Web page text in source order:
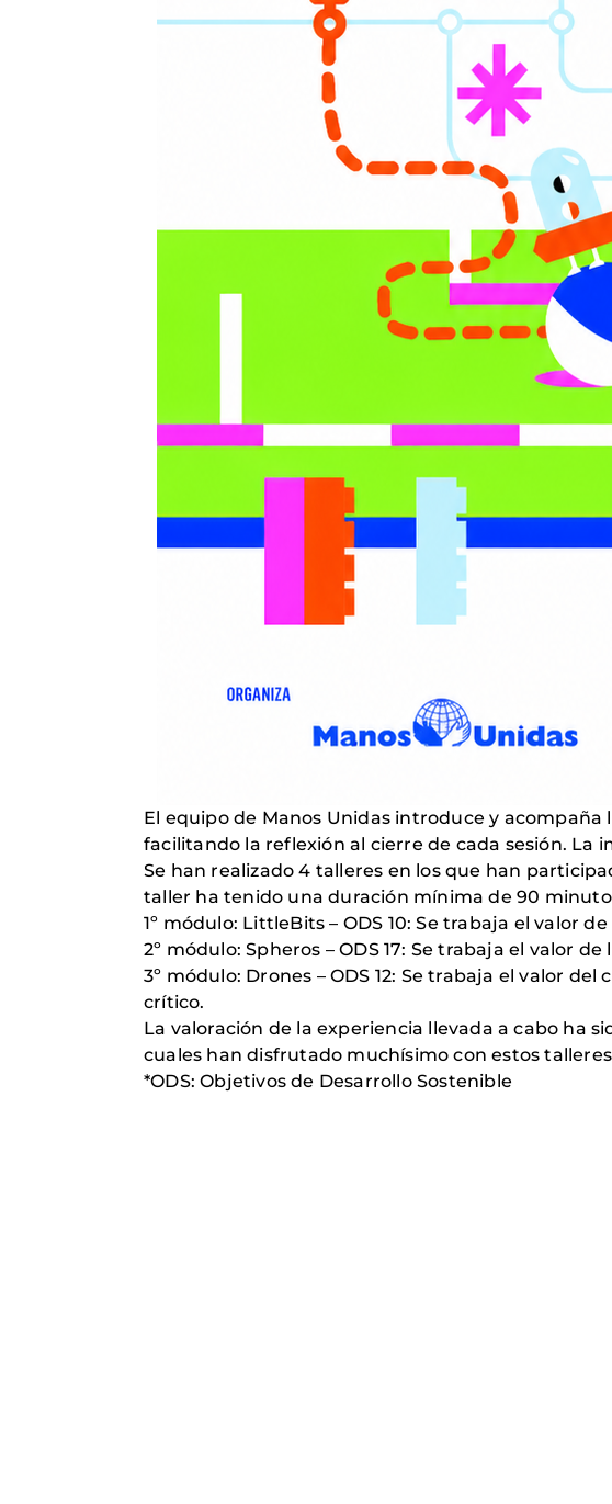
El equipo de Manos Unidas introduce y
facilitando la reflexión al cierre de cada sesión. La
Se han realizado 4 talleres en los que han
taller ha tenido una duración mínima de 90
1º módulo: LittleBits – ODS 10: Se trabaja el valor
2º módulo: Spheros – ODS 17: Se trabaja el valor
3º módulo: Drones – ODS 12: Se trabaja el valor
crítico.
La valoración de la experiencia llevada a cabo ha
cuales han disfrutado muchísimo con estos
*ODS: Objetivos de Desarrollo Sostenible